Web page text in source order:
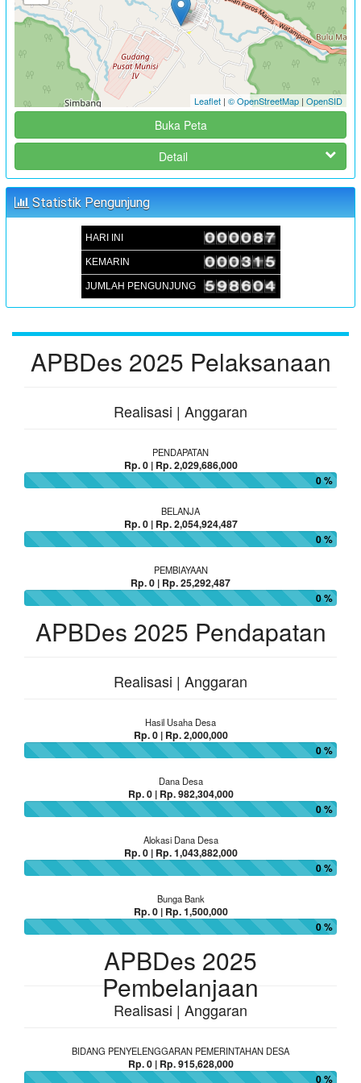
FOKUS GROUP DISKUSSION (FGD) FORUM PEREMPUAN
PENYUSUNAN RKPDes TAHUN 2025
Waktu : 02 Juli 2024 15:00:00
Lokasi : Aula Kantor Desa Sambueja
Koordinator : JUFRI (SEKDES SAMBUEJA)
MUSRENBANGDES PENYUSUNAN RKPDes T.A 2025 DAN
Waktu : 05 September 2024 09:00:00
Lokasi
: JUFRI (SEKDES SAMBUEJA)
Leaflet | © OpenStreetMap | OpenSID
Buka Peta
Detail
Statistik Pengunjung
HARI INI
KEMARIN
JUMLAH PENGUNJUNG
APBDes 2025 Pelaksanaan
Realisasi | Anggaran
PENDAPATAN
Rp. 0 | Rp. 2,029,686,000
0 %
BELANJA
Rp. 0 | Rp. 2,054,924,487
0 %
PEMBIAYAAN
Rp. 0 | Rp. 25,292,487
0 %
APBDes 2025 Pendapatan
Realisasi | Anggaran
Hasil Usaha Desa
Rp. 0 | Rp. 2,000,000
0 %
Dana Desa
Rp. 0 | Rp. 982,304,000
0 %
Alokasi Dana Desa
Rp. 0 | Rp. 1,043,882,000
0 %
Bunga Bank
Rp. 0 | Rp. 1,500,000
0 %
APBDes 2025
Pembelanjaan
Realisasi | Anggaran
BIDANG PENYELENGGARAN PEMERINTAHAN DESA
Rp. 0 | Rp. 915,628,000
0 %